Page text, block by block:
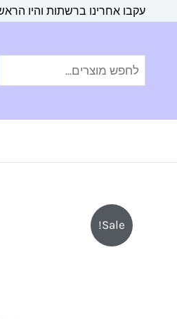
עקבו אחרינו ברשתות והיו
Sale!